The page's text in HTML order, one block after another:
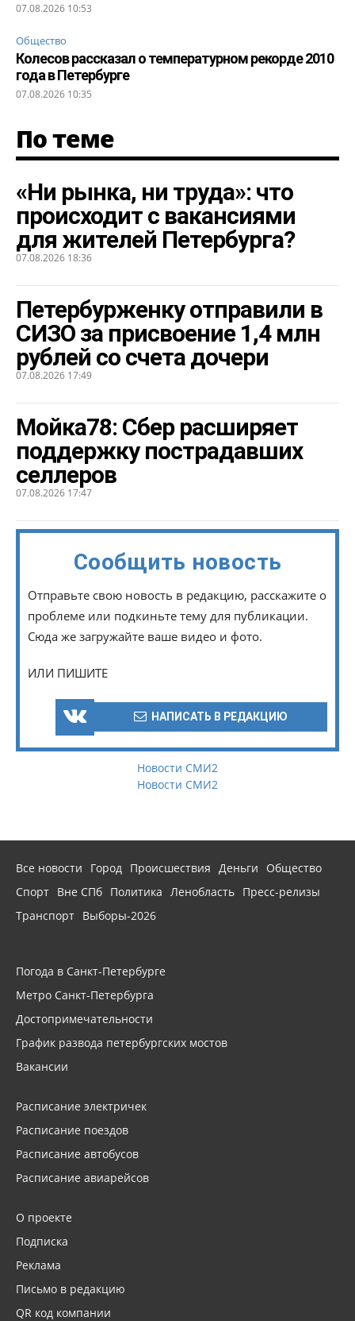
07.08.2026 10:53
Общество
Колесов рассказал о температурном рекорде 2010
года в Петербурге
07.08.2026 10:35
По теме
«Ни рынка, ни труда»: что
происходит с вакансиями
для жителей Петербурга?
07.08.2026 18:36
Петербурженку отправили в
СИЗО за присвоение 1,4 млн
рублей со счета дочери
07.08.2026 17:49
Мойка78: Сбер расширяет
поддержку пострадавших
селлеров
07.08.2026 17:47
Сообщить новость
Отправьте свою новость в редакцию, расскажите о
проблеме или подкиньте тему для публикации.
Сюда же загружайте ваше видео и фото.
ИЛИ ПИШИТЕ
НАПИСАТЬ В РЕДАКЦИЮ
Новости СМИ2
Новости СМИ2
Все новости Город Происшествия Деньги
Общество
Спорт Вне СПб Политика Ленобласть Пресс-релизы
Транспорт Выборы-2026
Погода в Санкт-Петербурге
Метро Санкт-Петербурга
Достопримечательности
График развода петербургских мостов
Вакансии
Расписание электричек
Расписание поездов
Расписание автобусов
Расписание авиарейсов
О проекте
Подписка
Реклама
Письмо в редакцию
QR код компании